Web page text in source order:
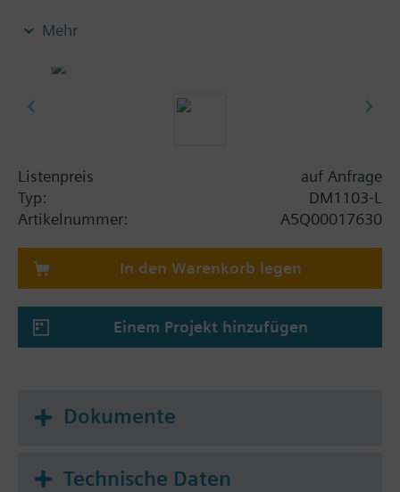
Sofortauslösung eines Gaslöschsystems. Für Innen-
oben und unten Öffnungen mit Verschlusszapfen
Indirekte Löschauslösung durch Einschlagen der
Glasscheibe und Drücken des Knopfes. Zum
Auswechseln der Glasscheibe die Meldertüre mit
dem Schlüssel öffnen, vor dem Schliessen der Türe
den Knopf rückstellen.
Mehr
Listenpreis
auf Anfrage
Typ:
DM1103-L
Artikelnummer:
A5Q00017630
In den Warenkorb legen
Einem Projekt hinzufügen
Dokumente
Technische Daten